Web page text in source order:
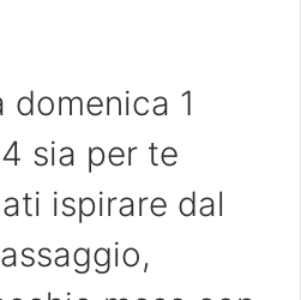
domenica 1
sia per te
ispirare dal